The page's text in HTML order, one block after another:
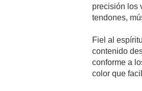
precisión los
tendones,
Fiel al
contenido
conforme a
color que